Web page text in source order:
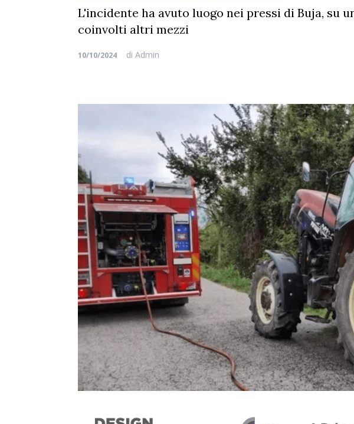
L'incidente ha avuto luogo nei pressi di Buja, su
coinvolti altri mezzi
10/10/2024 di Admin